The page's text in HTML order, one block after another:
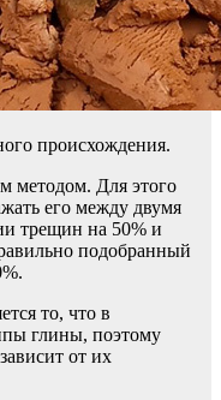
происхождения.
методом. Для этого
его между двумя
трещин на 50% и
подобранный
то, что в
глины, поэтому
от их